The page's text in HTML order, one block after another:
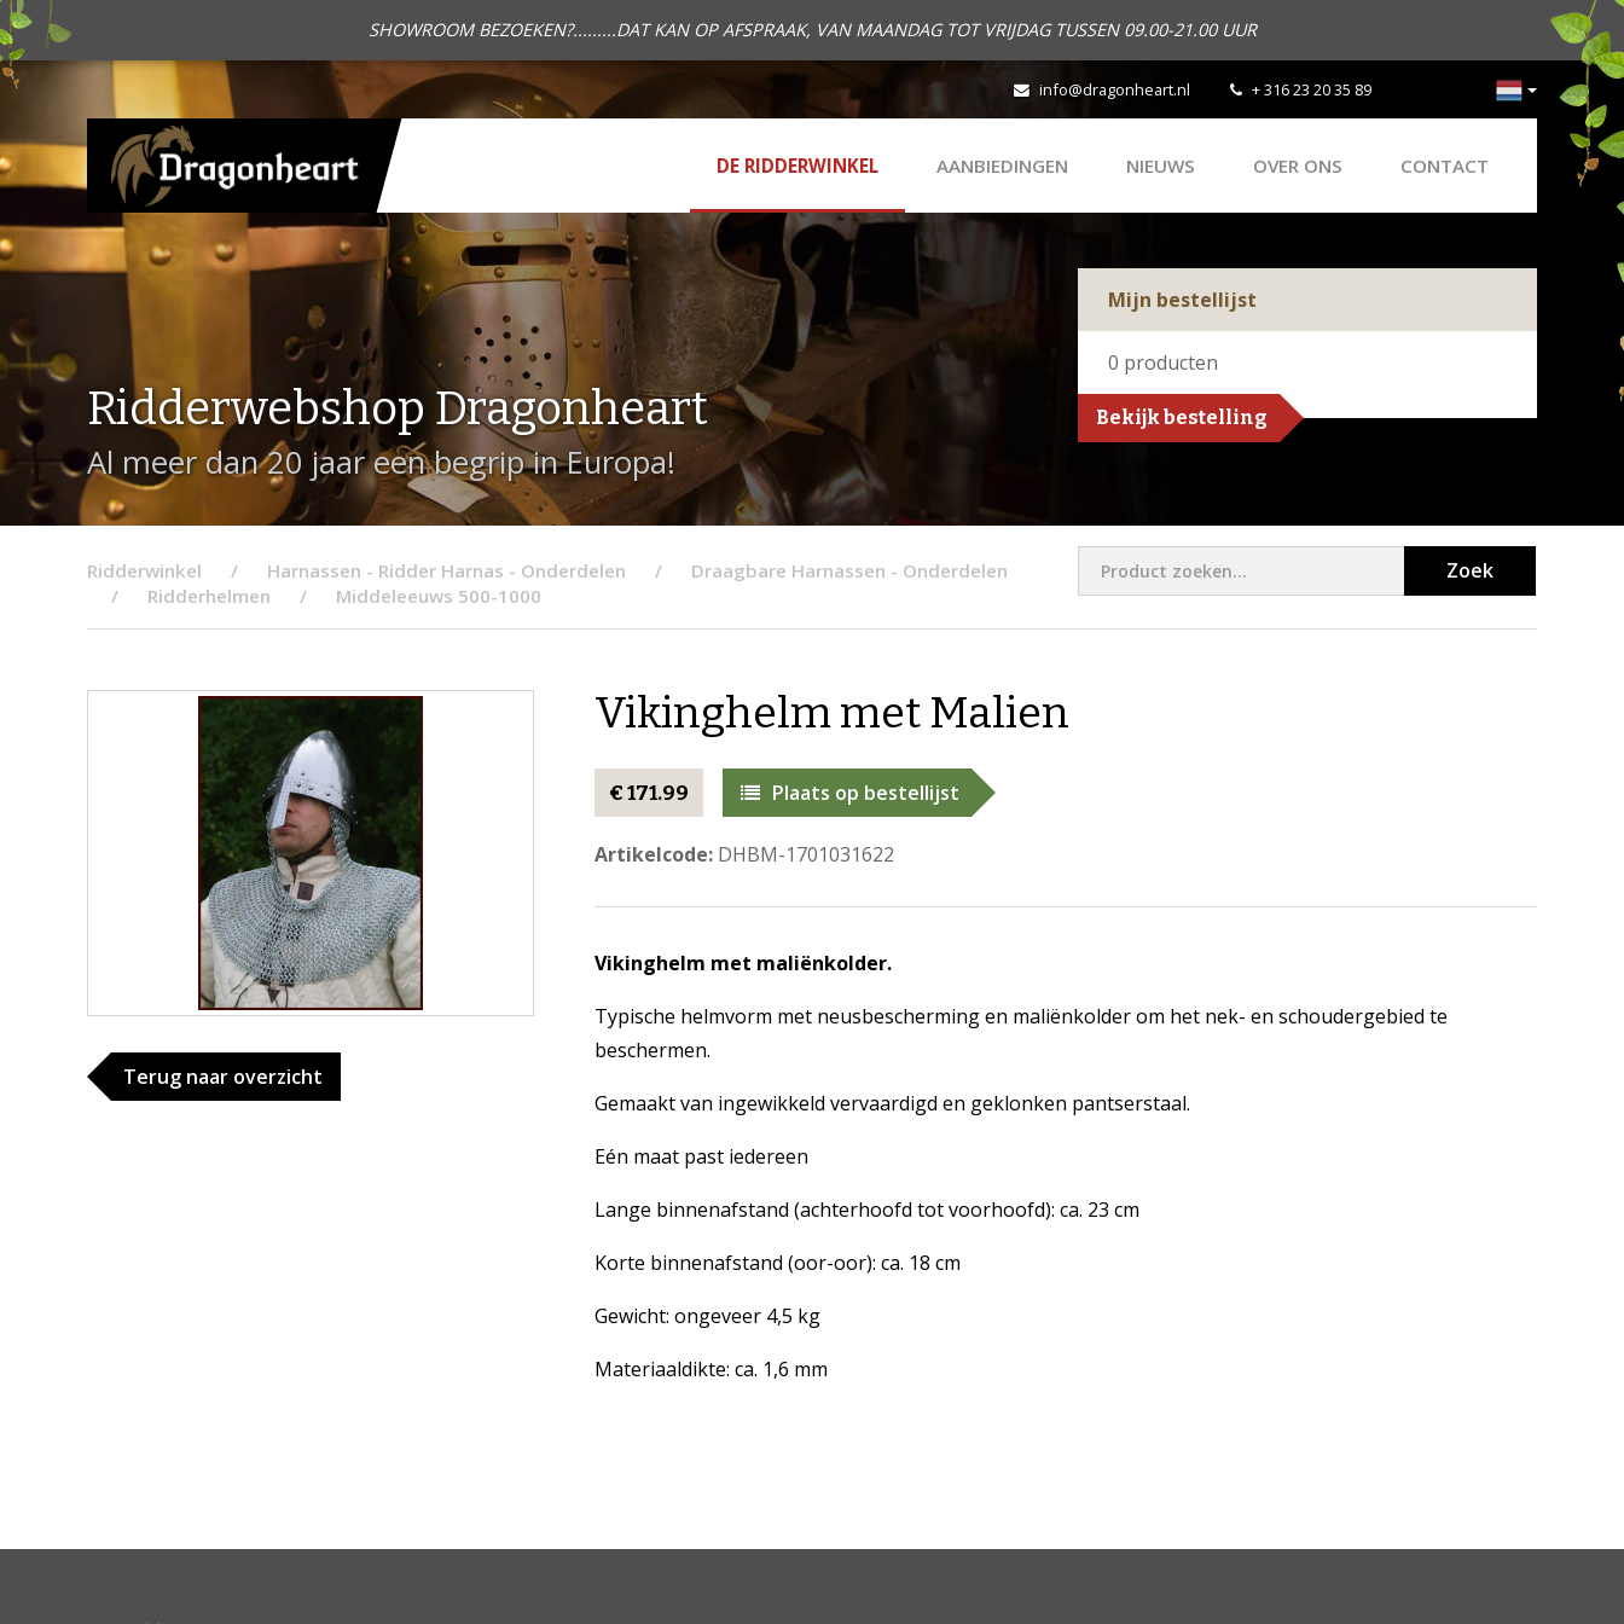
SHOWROOM BEZOEKEN?.........DAT KAN OP AFSPRAAK, VAN MAANDAG TOT VRIJDAG TUSSEN 09.00-21.00 UUR
info@dragonheart.nl + 316 23 20 35 89
DE RIDDERWINKEL AANBIEDINGEN NIEUWS OVER ONS CONTACT
Ridderwebshop Dragonheart
Al meer dan 20 jaar een begrip in Europa!
Mijn bestellijst
0 producten
Bekijk bestelling
Ridderwinkel Harnassen - Ridder Harnas - Onderdelen
Draagbare Harnassen - Onderdelen
Ridderhelmen
Middeleeuws 500-1000
Zoek
Terug naar overzicht
Vikinghelm met Malien
€ 171.99 Plaats op bestellijst
Artikelcode:DHBM-1701031622
Vikinghelm met maliënkolder.
Typische helmvorm met neusbescherming en maliënkolder om het nek- en schoudergebied te
beschermen.
Gemaakt van ingewikkeld vervaardigd en geklonken pantserstaal.
Eén maat past iedereen
Lange binnenafstand (achterhoofd tot voorhoofd): ca. 23 cm
Korte binnenafstand (oor-oor): ca. 18 cm
Gewicht: ongeveer 4,5 kg
Materiaaldikte: ca. 1,6 mm